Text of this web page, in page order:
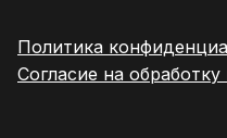
Политика
Согласие на